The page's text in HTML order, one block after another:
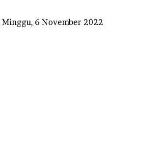
Minggu, 6 November 2022